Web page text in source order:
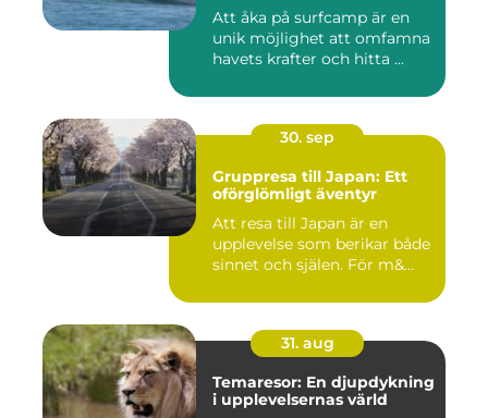
Att åka på surfcamp är en
unik möjlighet att omfamna
havets krafter och hitta ...
30. sep
Gruppresa till Japan: Ett
oförglömligt äventyr
Att resa till Japan är en
upplevelse som berikar både
sinnet och själen. För m&...
31. aug
Temaresor: En djupdykning
i upplevelsernas värld